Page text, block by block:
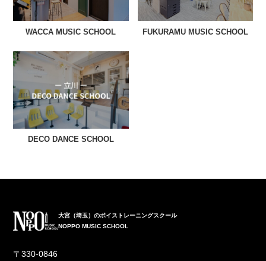
WACCA MUSIC SCHOOL FUKURAMU MUSIC SCHOOL
DECO DANCE SCHOOL
大宮（埼玉）のボイストレーニングスクール
NOPPO MUSIC SCHOOL
〒330-0846